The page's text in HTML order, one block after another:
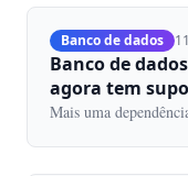
Banco de dados
Banco de
agora tem
Mais uma